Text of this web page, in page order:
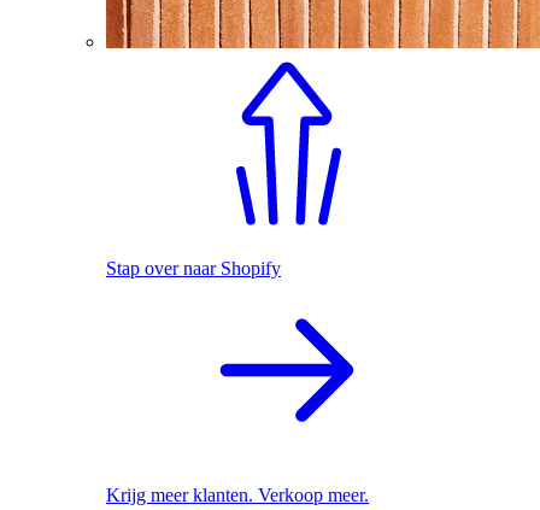
Stap over naar Shopify
Krijg meer klanten. Verkoop meer.